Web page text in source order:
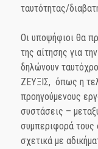
ταυτότητας/
Οι υποψήφιοι θα
της αίτησης για
δηλώνουν
ΖΕΥΞΙΣ, όπως η
προηγούμενους
συστάσεις –
συμπεριφορά τους
σχετικά με